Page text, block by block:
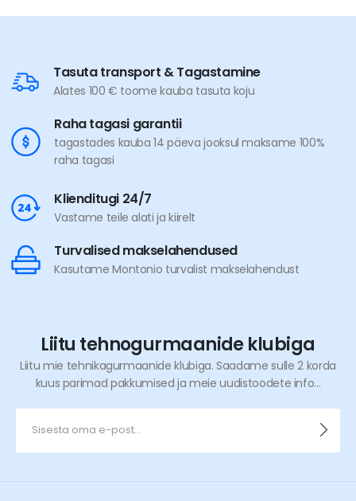
Tasuta transport & Tagastamine
Alates 100 € toome kauba tasuta koju
Raha tagasi garantii
tagastades kauba 14 päeva jooksul maksame 100%
raha tagasi
Klienditugi 24/7
Vastame teile alati ja kiirelt
Turvalised makselahendused
Kasutame Montonio turvalist makselahendust
Liitu tehnogurmaanide klubiga
Liitu mie tehnikagurmaanide klubiga. Saadame sulle 2 korda
kuus parimad pakkumised ja meie uudistoodete info...